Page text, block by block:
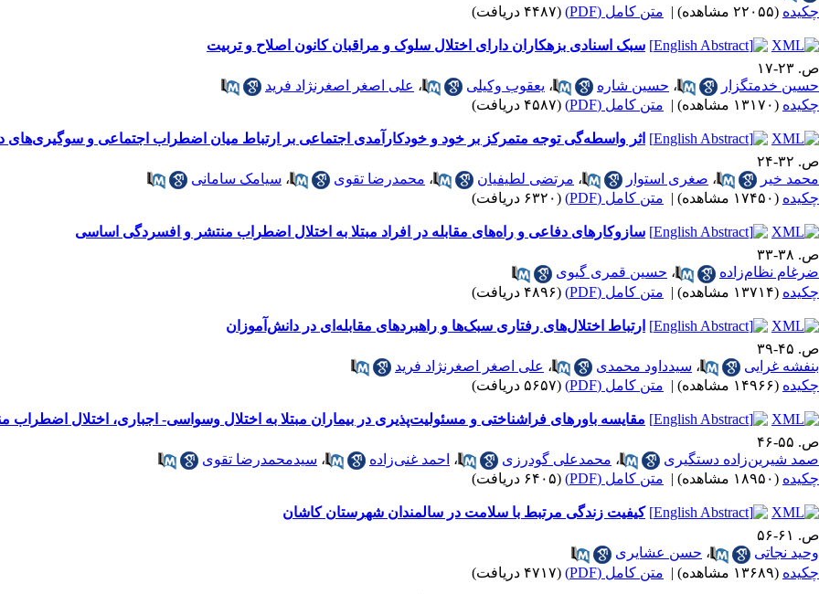
چکیده (۲۲۰۵۵ مشاهده) | متن کامل (PDF) (۴۴۸۷ دریافت)
سبک اسنادی بزهکاران دارای اختلال سلوک و مراقبان کانون اصلاح و تربیت
ص. ۲۳-۱۷
حسین خدمتگزار
، حسین شاره ، یعقوب وکیلی ، علی اصغر اصغرنژاد فرید
چکیده (۱۳۱۷۰ مشاهده) | متن کامل (PDF) (۴۵۸۷ دریافت)
اثر واسطه‌گی توجه متمرکز بر خود و خودکارآمدی اجتماعی بر ارتباط میان اضطراب اجتماعی و سوگیری‌های
ص. ۳۲-۲۴
محمد خیر
، صغری استوار ، مرتضی لطیفیان ، محمدرضا تقوی ، سیامک سامانی
چکیده (۱۷۴۵۰ مشاهده) | متن کامل (PDF) (۶۳۲۰ دریافت)
سازوکارهای دفاعی و راه‌های مقابله در افراد مبتلا به اختلال اضطراب منتشر و افسردگی اساسی
ص. ۳۸-۳۳
ضرغام نظام‌زاده
، حسین قمری گیوی
چکیده (۱۳۷۱۴ مشاهده) | متن کامل (PDF) (۴۸۹۶ دریافت)
ارتباط اختلال‌های رفتاری سبک‌ها و راهبردهای مقابله‌ای در دانش‌آموزان
ص. ۴۵-۳۹
بنفشه غرایی
، سیدداود محمدی ، علی اصغر اصغرنژاد فرید
چکیده (۱۴۹۶۶ مشاهده) | متن کامل (PDF) (۵۶۵۷ دریافت)
مقایسه باورهای فراشناختی و مسئولیت‌پذیری در بیماران مبتلا به اختلال وسواسی- اجباری، اختلال اضطراب
ص. ۵۵-۴۶
صمد شیرین‌زاده دستگیری
، محمدعلی گودرزی ، احمد غنی‌زاده ، سیدمحمدرضا تقوی
چکیده (۱۸۹۵۰ مشاهده) | متن کامل (PDF) (۶۴۰۵ دریافت)
کیفیت زندگی مرتبط با سلامت در سالمندان شهرستان کاشان
ص. ۶۱-۵۶
وحید نجاتی
، حسن عشایری
چکیده (۱۳۶۸۹ مشاهده) | متن کامل (PDF) (۴۷۱۷ دریافت)